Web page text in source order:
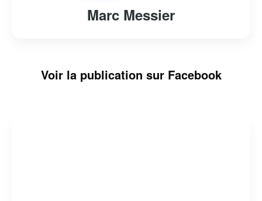
Marc Messier
Voir la publication sur Facebook